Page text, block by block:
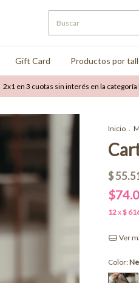
Gift Card Productos por
3 cuotas sin interés en la categoría Rebajas
Inicio .
Ver
Color: